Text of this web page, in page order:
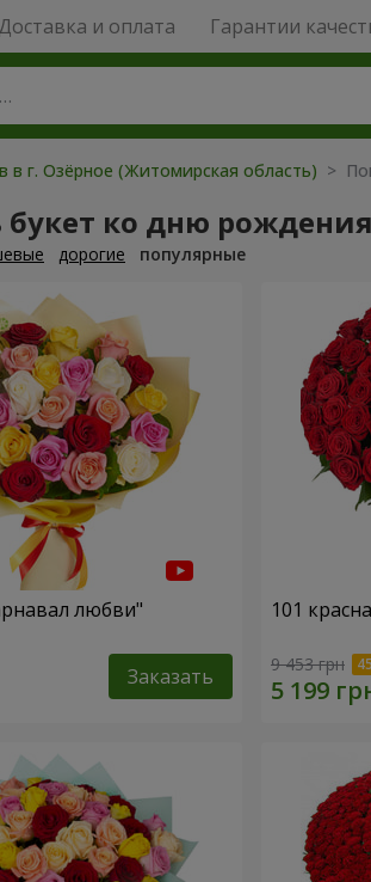
Доставка и оплата Гарантии
в г. Озёрное (Житомирская область) >
букет ко дню
дорогие популярные
любви"
Заказать
101
9 453 грн